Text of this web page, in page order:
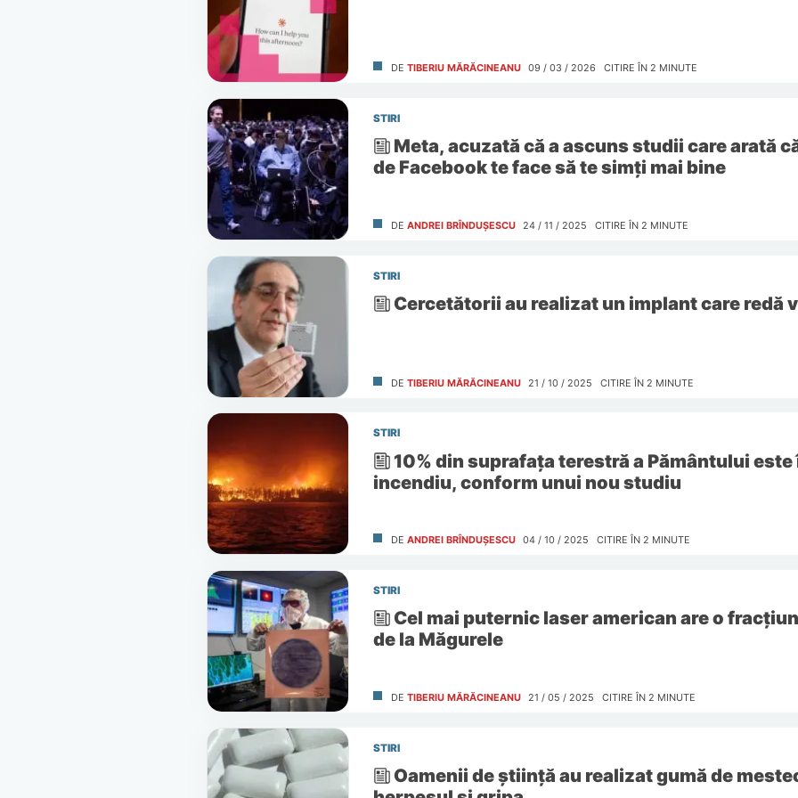
DE TIBERIU MĂRĂCINEANU 09 / 03 / 2026 CITIRE ÎN 2 MINUTE
STIRI
Meta, acuzată că a ascuns studii care arată
de Facebook te face să te simți mai bine
DE ANDREI BRÎNDUȘESCU 24 / 11 / 2025 CITIRE ÎN 2 MINUTE
STIRI
Cercetătorii au realizat un implant care redă
DE TIBERIU MĂRĂCINEANU 21 / 10 / 2025 CITIRE ÎN 2 MINUTE
STIRI
10% din suprafața terestră a Pământului
incendiu, conform unui nou studiu
DE ANDREI BRÎNDUȘESCU 04 / 10 / 2025 CITIRE ÎN 2 MINUTE
STIRI
Cel mai puternic laser american are o
de la Măgurele
DE TIBERIU MĂRĂCINEANU 21 / 05 / 2025 CITIRE ÎN 2 MINUTE
STIRI
Oamenii de știință au realizat gumă de